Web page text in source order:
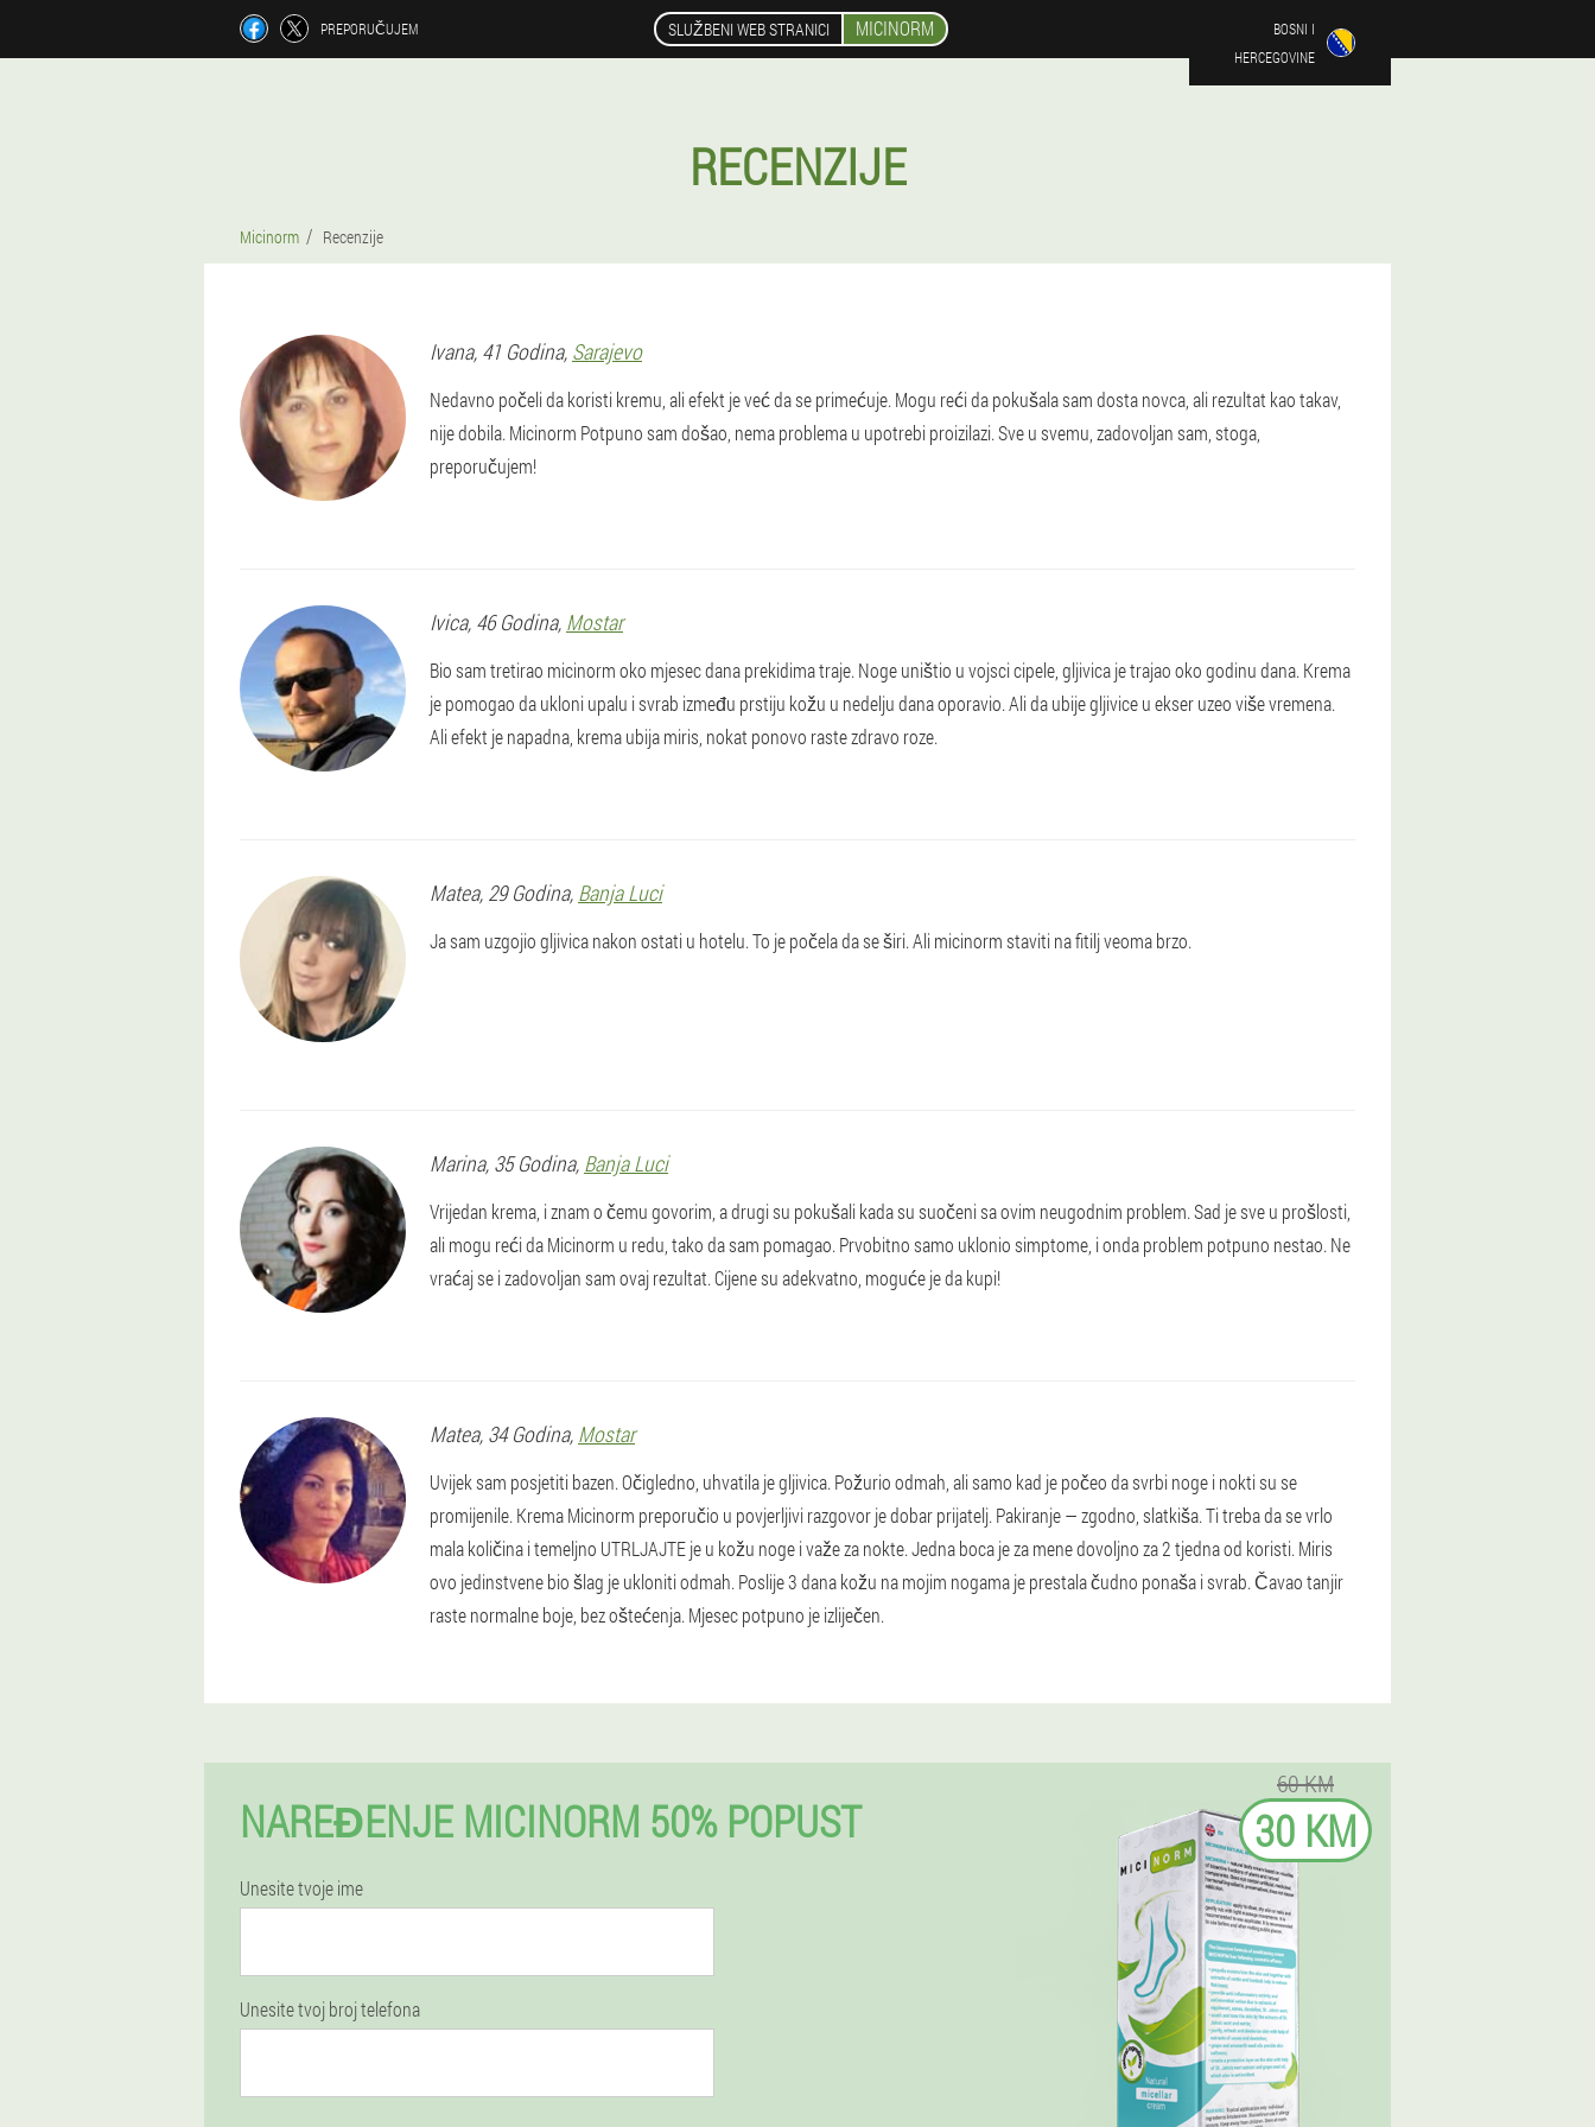
PREPORUČUJEM SLUŽBENI WEB STRANICI MICINORM
BOSNI I
HERCEGOVINE
RECENZIJE
Micinorm Recenzije
Ivana, 41 Godina, Sarajevo
Nedavno počeli da koristi kremu, ali efekt je već da se primećuje. Mogu reći da pokušala sam dosta novca, ali rezultat kao takav,
nije dobila. Micinorm Potpuno sam došao, nema problema u upotrebi proizilazi. Sve u svemu, zadovoljan sam, stoga,
preporučujem!
Ivica, 46 Godina, Mostar
Bio sam tretirao micinorm oko mjesec dana prekidima traje. Noge uništio u vojsci cipele, gljivica je trajao oko godinu dana. Krema
je pomogao da ukloni upalu i svrab između prstiju kožu u nedelju dana oporavio. Ali da ubije gljivice u ekser uzeo više vremena.
Ali efekt je napadna, krema ubija miris, nokat ponovo raste zdravo roze.
Matea, 29 Godina, Banja Luci
Ja sam uzgojio gljivica nakon ostati u hotelu. To je počela da se širi. Ali micinorm staviti na fitilj veoma brzo.
Marina, 35 Godina, Banja Luci
Vrijedan krema, i znam o čemu govorim, a drugi su pokušali kada su suočeni sa ovim neugodnim problem. Sad je sve u prošlosti,
ali mogu reći da Micinorm u redu, tako da sam pomagao. Prvobitno samo uklonio simptome, i onda problem potpuno nestao. Ne
vraćaj se i zadovoljan sam ovaj rezultat. Cijene su adekvatno, moguće je da kupi!
Matea, 34 Godina, Mostar
Uvijek sam posjetiti bazen. Očigledno, uhvatila je gljivica. Požurio odmah, ali samo kad je počeo da svrbi noge i nokti su se
promijenile. Krema Micinorm preporučio u povjerljivi razgovor je dobar prijatelj. Pakiranje — zgodno, slatkiša. Ti treba da se vrlo
mala količina i temeljno UTRLJAJTE je u kožu noge i važe za nokte. Jedna boca je za mene dovoljno za 2 tjedna od koristi. Miris
ovo jedinstvene bio šlag je ukloniti odmah. Poslije 3 dana kožu na mojim nogama je prestala čudno ponaša i svrab. Čavao tanjir
raste normalne boje, bez oštećenja. Mjesec potpuno je izliječen.
NAREĐENJE MICINORM 50% POPUST
Unesite tvoje ime
Unesite tvoj broj telefona
60 KM
30 KM